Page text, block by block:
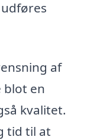
af
blot en
kvalitet.
tid til at